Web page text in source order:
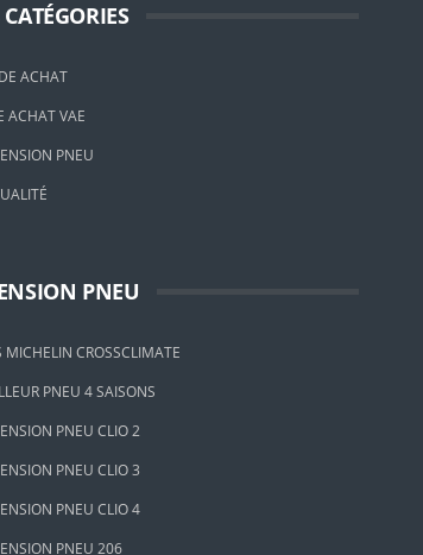
ACHAT
ACHAT VAE
PNEU
PNEU
MICHELIN CROSSCLIMATE
PNEU 4 SAISONS
PNEU CLIO 2
PNEU CLIO 3
PNEU CLIO 4
PNEU 206